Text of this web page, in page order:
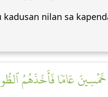
nilan sa
عَامٗا فَأَخَذَهُمُ